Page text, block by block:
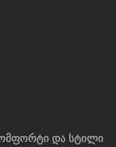
და სტილი